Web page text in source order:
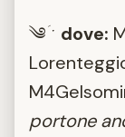
༄ ˑ dove:
portone